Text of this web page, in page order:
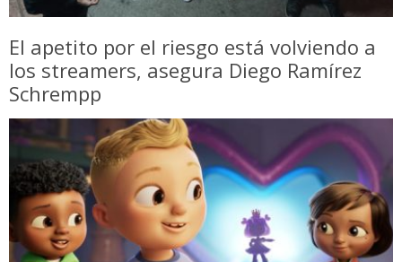
El apetito por el riesgo está volviendo a
los streamers, asegura Diego Ramírez
Schrempp